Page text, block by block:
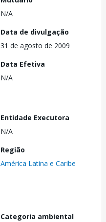
N/A
Data de divulgação
31 de agosto de 2009
Data Efetiva
N/A
Entidade Executora
N/A
Região
América Latina e Caribe
Categoria ambiental